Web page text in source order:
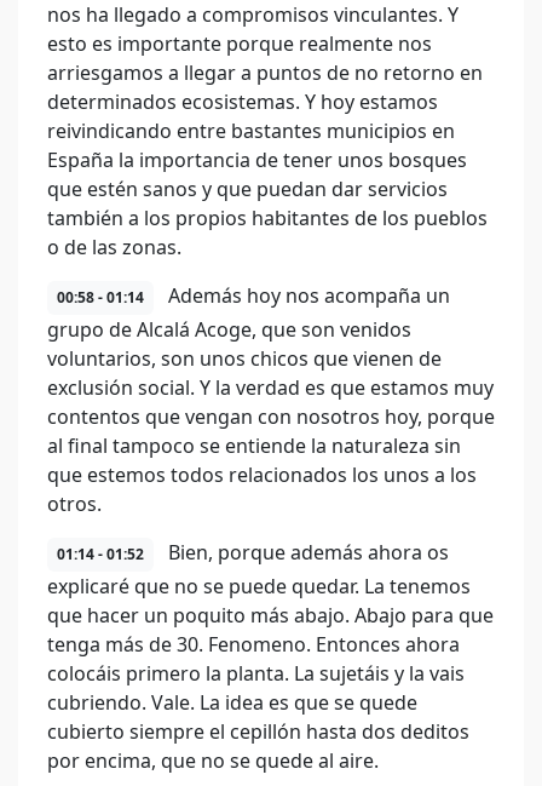
nos ha llegado a compromisos vinculantes. Y
esto es importante porque realmente nos
arriesgamos a llegar a puntos de no retorno en
determinados ecosistemas. Y hoy estamos
reivindicando entre bastantes municipios en
España la importancia de tener unos bosques
que estén sanos y que puedan dar servicios
también a los propios habitantes de los pueblos
o de las zonas.
00:58 - 01:14
Además hoy nos acompaña un
grupo de Alcalá Acoge, que son venidos
voluntarios, son unos chicos que vienen de
exclusión social. Y la verdad es que estamos muy
contentos que vengan con nosotros hoy, porque
al final tampoco se entiende la naturaleza sin
que estemos todos relacionados los unos a los
otros.
01:14 - 01:52
Bien, porque además ahora os
explicaré que no se puede quedar. La tenemos
que hacer un poquito más abajo. Abajo para que
tenga más de 30. Fenomeno. Entonces ahora
colocáis primero la planta. La sujetáis y la vais
cubriendo. Vale. La idea es que se quede
cubierto siempre el cepillón hasta dos deditos
por encima, que no se quede al aire.